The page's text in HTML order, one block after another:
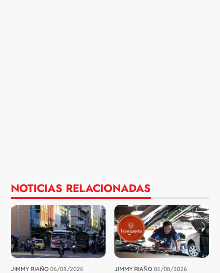
NOTICIAS RELACIONADAS
JIMMY RIAÑO 06/08/2026 JIMMY RIAÑO 06/08/2026